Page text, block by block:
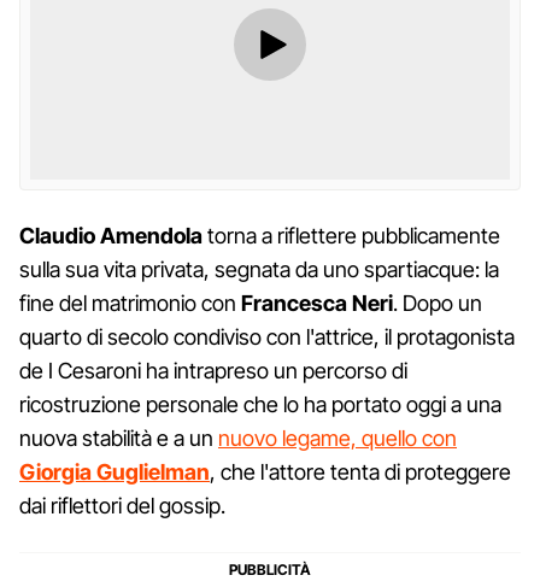
Claudio Amendolatorna a riflettere pubblicamente
sulla sua vita privata, segnata da uno spartiacque: la
fine del matrimonio con Francesca Neri. Dopo un
quarto di secolo condiviso con l'attrice, il protagonista
de I Cesaroni ha intrapreso un percorso di
ricostruzione personale che lo ha portato oggi a una
nuova stabilità e a un nuovo legame, quello con
Giorgia Guglielman, che l'attore tenta di proteggere
dai riflettori del gossip.